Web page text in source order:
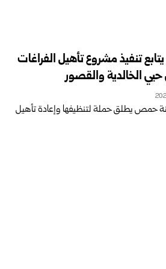
تنفيذ مشروع تأهيل الفراغات
الخالدية والقصور